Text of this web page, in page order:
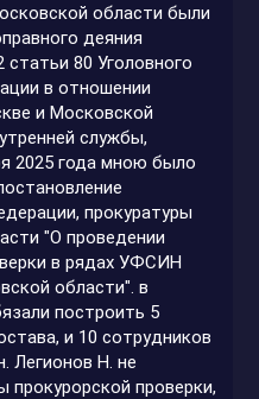
области были
деяния
80 Уголовного
в отношении
и Московской
службы,
2025 года мною было
прокуратуры
"О проведении
в рядах УФСИН
области". в
построить 5
и 10 сотрудников
Легионов Н. не
прокурорской проверки,